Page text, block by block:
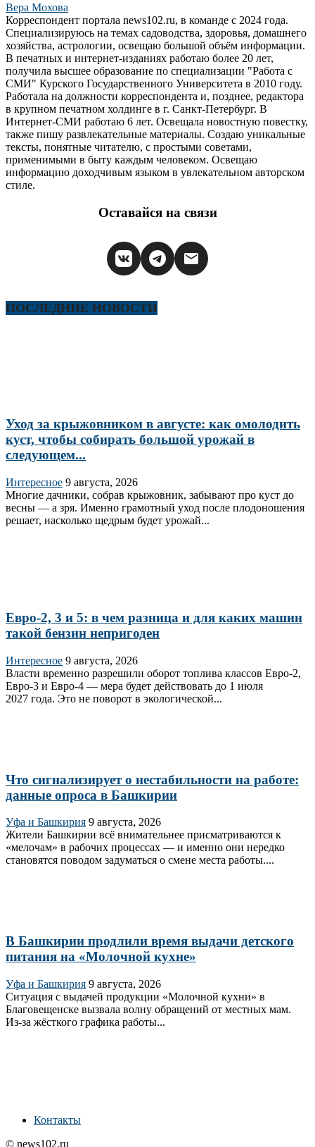
Вера Мохова
Корреспондент портала news102.ru, в команде с 2024 года.
Специализируюсь на темах садоводства, здоровья, домашнего
хозяйства, астрологии, освещаю большой объём информации.
В печатных и интернет-изданиях работаю более 20 лет,
получила высшее образование по специализации "Работа с
СМИ" Курского Государственного Университета в 2010 году.
Работала на должности корреспондента и, позднее, редактора
в крупном печатном холдинге в г. Санкт-Петербург. В
Интернет-СМИ работаю 6 лет. Освещала новостную повестку,
также пишу развлекательные материалы. Создаю уникальные
тексты, понятные читателю, с простыми советами,
применимыми в быту каждым человеком. Освещаю
информацию доходчивым языком в увлекательном авторском
стиле.
Оставайся на связи
ПОСЛЕДНИЕ НОВОСТИ
Уход за крыжовником в августе: как омолодить
куст, чтобы собирать большой урожай в
следующем...
Интересное 9 августа, 2026
Многие дачники, собрав крыжовник, забывают про куст до
весны — а зря. Именно грамотный уход после плодоношения
решает, насколько щедрым будет урожай...
Евро-2, 3 и 5: в чем разница и для каких машин
такой бензин непригоден
Интересное 9 августа, 2026
Власти временно разрешили оборот топлива классов Евро‑2,
Евро‑3 и Евро‑4 — мера будет действовать до 1 июля
2027 года. Это не поворот в экологической...
Что сигнализирует о нестабильности на работе:
данные опроса в Башкирии
Уфа и Башкирия 9 августа, 2026
Жители Башкирии всё внимательнее присматриваются к
«мелочам» в рабочих процессах — и именно они нередко
становятся поводом задуматься о смене места работы....
В Башкирии продлили время выдачи детского
питания на «Молочной кухне»
Уфа и Башкирия 9 августа, 2026
Ситуация с выдачей продукции «Молочной кухни» в
Благовещенске вызвала волну обращений от местных мам.
Из‑за жёсткого графика работы...
Контакты
© news102.ru